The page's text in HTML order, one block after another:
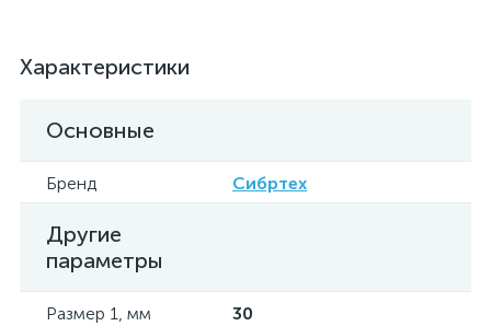
Характеристики
Основные
Бренд Сибртех
Другие
параметры
Размер 1, мм 30